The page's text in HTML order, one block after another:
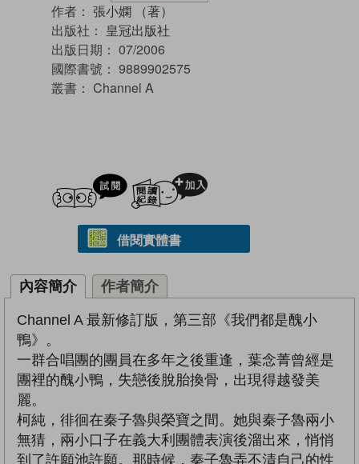
作者： 張小嫻 （著）
出版社： 皇冠出版社
出版日期： 07/2006
國際書號： 9889902575
叢書： Channel A
試閲
借閱實體書
內容簡介 作者簡介
Channel A 最新修訂版，第三部《我們都是醜小
鴨》。
一群合唱團的團員在多年之後重逢，葉念菁曾經是
團裡的醜小鴨，失戀後脫胎換骨，出現得越發美
麗。
柯純，徘徊在秦子魯與榮寶之間。她與秦子魯兩小
無猜，兩小口子在義大利團體表演後溜出來，悄悄
到了許願池許願。那時候，秦子魯弄不清自己的性